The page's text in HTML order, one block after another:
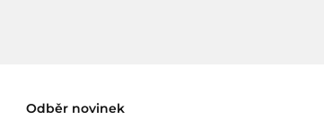
Odběr novinek